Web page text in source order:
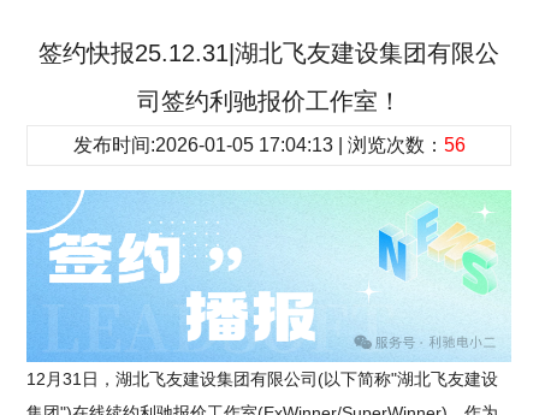
签约快报25.12.31|湖北飞友建设集团有限公
司签约利驰报价工作室！
发布时间:2026-01-05 17:04:13 | 浏览次数： 56
12月31日，湖北飞友建设集团有限公司(以下简称"湖北飞友建设